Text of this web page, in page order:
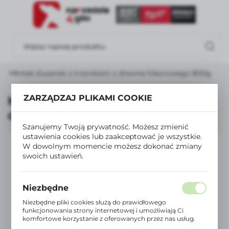
Młotek ślusarski z trzonkiem z drewna hikorowego 800g
Młotek ślusarski z trzonkiem z
drewna hikorowego 800g
ZARZĄDZAJ PLIKAMI COOKIE
Szanujemy Twoją prywatność. Możesz zmienić
ustawienia cookies lub zaakceptować je wszystkie.
W dowolnym momencie możesz dokonać zmiany
swoich ustawień.
Niezbędne
Niezbędne pliki cookies służą do prawidłowego
funkcjonowania strony internetowej i umożliwiają Ci
komfortowe korzystanie z oferowanych przez nas usług.
USTAWIENIA REGIONALNE
Lokalizacja
polski
Polski złoty (PLN)